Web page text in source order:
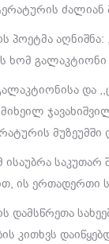
აღნიშნა:
ხომ
და
ისაუბრა
ის
დამსწრეთა
კითხვს